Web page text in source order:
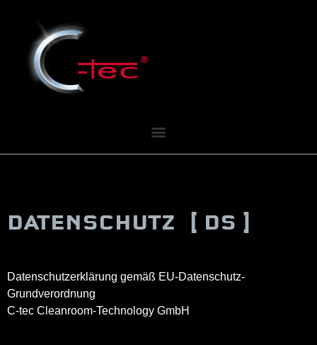
DATENSCHUTZ [ DS ]
Datenschutzerklärung gemäß EU-Datenschutz-
Grundverordnung
C-tec Cleanroom-Technology GmbH